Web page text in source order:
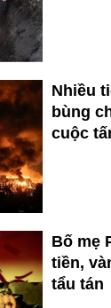
Nhiều
bùng
cuộc
Bố mẹ
tiền,
tẩu tán